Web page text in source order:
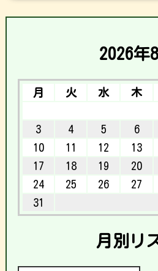
2026年
月 火 水 木
3
4 5 6
10
11 12 13
17
18 19 20
24
25 26 27
31
月別リ